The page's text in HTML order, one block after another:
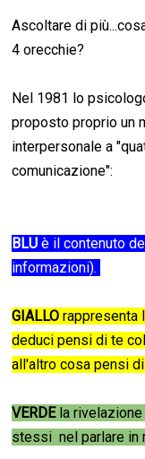
Ascoltare di
4 orecchie?
Nel 1981 lo
proposto proprio un
interpersonale a
comunicazione":
BLU è il contenuto
informazioni).
GIALLO rappresenta
deduci pensi di te
all'altro cosa pensi
VERDEla
stessi nel parlare in